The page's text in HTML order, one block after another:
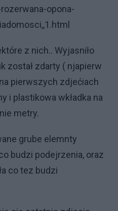
opona-
z nich.. Wyjasniło
został zdarty ( njapierw
pierwszych zdjećiach
i plastikowa wkładka na
metry.
grube elemnty
budzi podejrzenia, oraz
co tez budzi